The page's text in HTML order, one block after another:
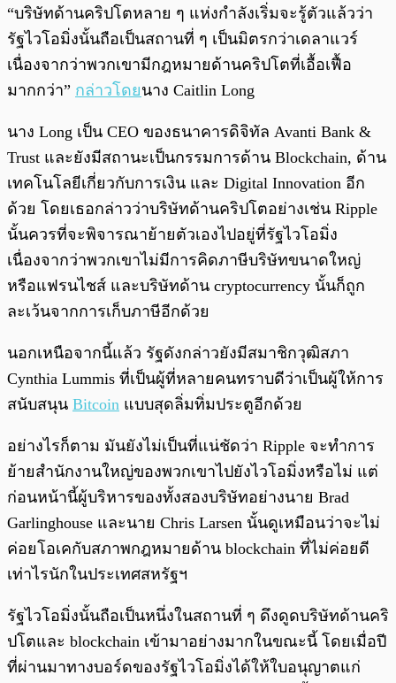
“บริษัทด้านคริปโตหลาย ๆ แห่งกำลังเริ่มจะรู้ตัวแล้วว่า
รัฐไวโอมิ่งนั้นถือเป็นสถานที่ ๆ เป็นมิตรกว่าเดลาแวร์
เนื่องจากว่าพวกเขามีกฎหมายด้านคริปโตที่เอื้อเฟื้อ
มากกว่า” กล่าวโดยนาง Caitlin Long
นาง Long เป็น CEO ของธนาคารดิจิทัล Avanti Bank &
Trust และยังมีสถานะเป็นกรรมการด้าน Blockchain, ด้าน
เทคโนโลยีเกี่ยวกับการเงิน และ Digital Innovation อีก
ด้วย โดยเธอกล่าวว่าบริษัทด้านคริปโตอย่างเช่น Ripple
นั้นควรที่จะพิจารณาย้ายตัวเองไปอยู่ที่รัฐไวโอมิ่ง
เนื่องจากว่าพวกเขาไม่มีการคิดภาษีบริษัทขนาดใหญ่
หรือแฟรนไชส์ และบริษัทด้าน cryptocurrency นั้นก็ถูก
ละเว้นจากการเก็บภาษีอีกด้วย
นอกเหนือจากนี้แล้ว รัฐดังกล่าวยังมีสมาชิกวุฒิสภา
Cynthia Lummis ที่เป็นผู้ที่หลายคนทราบดีว่าเป็นผู้ให้การ
สนับสนุน Bitcoin แบบสุดลิ่มทิ่มประตูอีกด้วย
อย่างไรก็ตาม มันยังไม่เป็นที่แน่ชัดว่า Ripple จะทำการ
ย้ายสำนักงานใหญ่ของพวกเขาไปยังไวโอมิ่งหรือไม่ แต่
ก่อนหน้านี้ผู้บริหารของทั้งสองบริษัทอย่างนาย Brad
Garlinghouse และนาย Chris Larsen นั้นดูเหมือนว่าจะไม่
ค่อยโอเคกับสภาพกฎหมายด้าน blockchain ที่ไม่ค่อยดี
เท่าไรนักในประเทศสหรัฐฯ
รัฐไวโอมิ่งนั้นถือเป็นหนึ่งในสถานที่ ๆ ดึงดูดบริษัทด้านคริ
ปโตและ blockchain เข้ามาอย่างมากในขณะนี้ โดยเมื่อปี
ที่ผ่านมาทางบอร์ดของรัฐไวโอมิ่งได้ให้ใบอนุญาตแก่